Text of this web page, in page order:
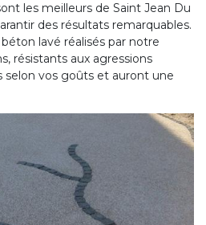
les meilleurs de Saint Jean Du
des résultats remarquables.
lavé réalisés par notre
résistants aux agressions
selon vos goûts et auront une